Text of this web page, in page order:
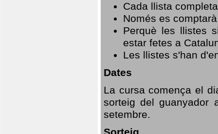
Cada llista
Només es
Perquè les llistes
estar fetes a
Les llistes s'han
Dates
La cursa comença el
sorteig del guanyador
setembre.